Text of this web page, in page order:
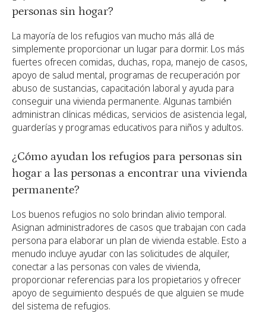
personas sin hogar?
La mayoría de los refugios van mucho más allá de
simplemente proporcionar un lugar para dormir. Los más
fuertes ofrecen comidas, duchas, ropa, manejo de casos,
apoyo de salud mental, programas de recuperación por
abuso de sustancias, capacitación laboral y ayuda para
conseguir una vivienda permanente. Algunas también
administran clínicas médicas, servicios de asistencia legal,
guarderías y programas educativos para niños y adultos.
¿Cómo ayudan los refugios para personas sin
hogar a las personas a encontrar una vivienda
permanente?
Los buenos refugios no solo brindan alivio temporal.
Asignan administradores de casos que trabajan con cada
persona para elaborar un plan de vivienda estable. Esto a
menudo incluye ayudar con las solicitudes de alquiler,
conectar a las personas con vales de vivienda,
proporcionar referencias para los propietarios y ofrecer
apoyo de seguimiento después de que alguien se mude
del sistema de refugios.